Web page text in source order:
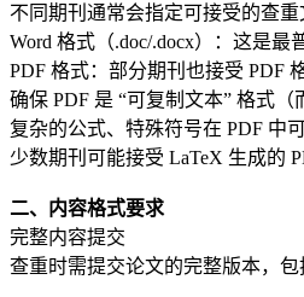
不同期刊通常会指定可接受的查重
Word 格式（.doc/.docx）：这是
PDF 格式：部分期刊也接受 PDF
确保 PDF 是 “可复制文本” 格式
复杂的公式、特殊符号在 PDF 中
少数期刊可能接受 LaTeX 生成的
二、内容格式要求
完整内容提交
查重时需提交论文的完整版本，